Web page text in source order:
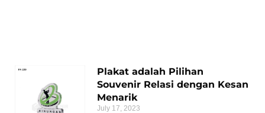
Plakat adalah Pilihan
Souvenir Relasi dengan Kesan
Menarik
July 17, 2023